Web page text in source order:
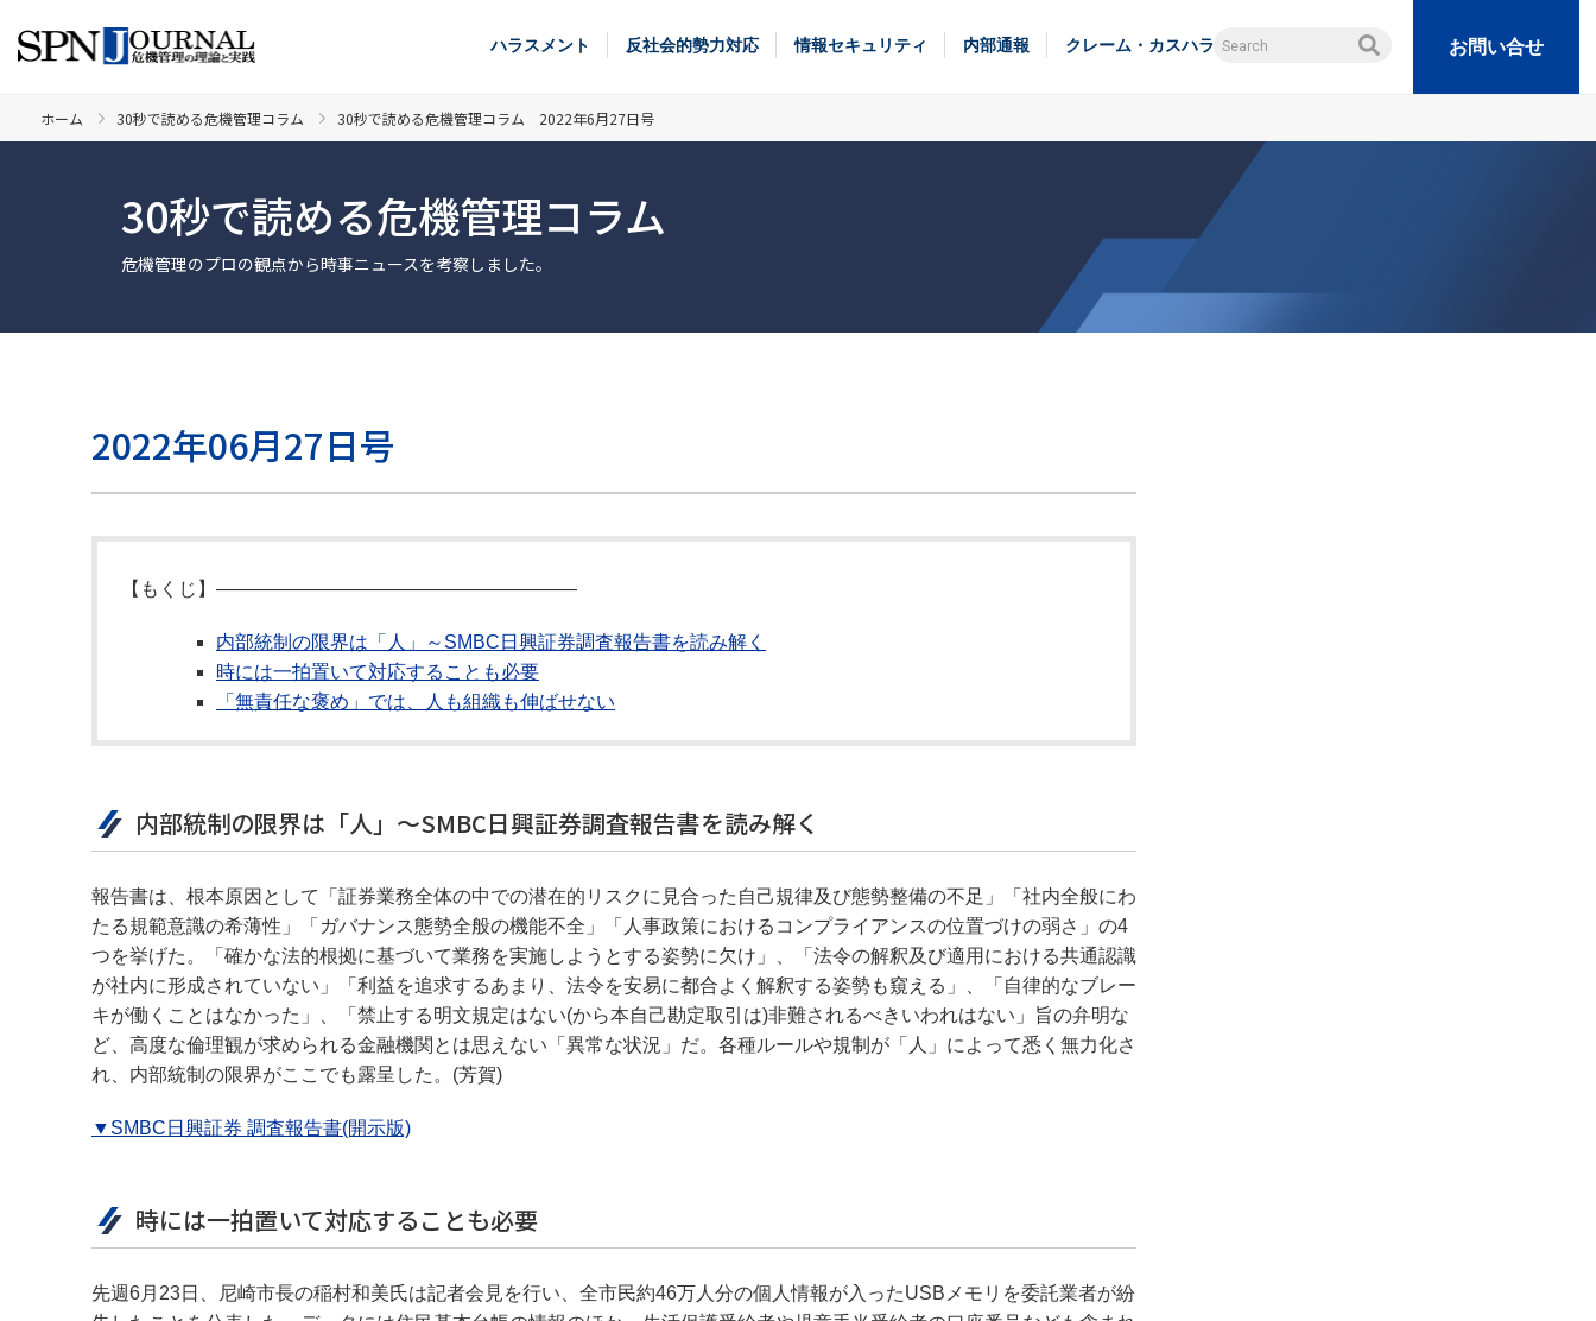
ハラスメント 反社会的勢力対応 情報セキュリティ 内部通報 クレーム・カスハラ お問い合せ
ホーム 30秒で読める危機管理コラム 30秒で読める危機管理コラム 2022年6月27日号
30秒で読める危機管理コラム
危機管理のプロの観点から時事ニュースを考察しました。
2022年06月27日号
【もくじ】―――――――――――――――――――
内部統制の限界は「人」～SMBC日興証券調査報告書を読み解く
時には一拍置いて対応することも必要
「無責任な褒め」では、人も組織も伸ばせない
内部統制の限界は「人」～SMBC日興証券調査報告書を読み解く
報告書は、根本原因として「証券業務全体の中での潜在的リスクに見合った自己規律及び態勢整備の不足」「社内全般にわ
たる規範意識の希薄性」「ガバナンス態勢全般の機能不全」「人事政策におけるコンプライアンスの位置づけの弱さ」の4
つを挙げた。「確かな法的根拠に基づいて業務を実施しようとする姿勢に欠け」、「法令の解釈及び適用における共通認識
が社内に形成されていない」「利益を追求するあまり、法令を安易に都合よく解釈する姿勢も窺える」、「自律的なブレー
キが働くことはなかった」、「禁止する明文規定はない(から本自己勘定取引は)非難されるべきいわれはない」旨の弁明な
ど、高度な倫理観が求められる金融機関とは思えない「異常な状況」だ。各種ルールや規制が「人」によって悉く無力化さ
れ、内部統制の限界がここでも露呈した。(芳賀)
▼SMBC日興証券 調査報告書(開示版)
時には一拍置いて対応することも必要
先週6月23日、尼崎市長の稲村和美氏は記者会見を行い、全市民約46万人分の個人情報が入ったUSBメモリを委託業者が紛